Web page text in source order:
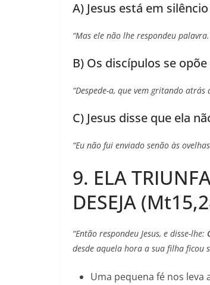
A) Jesus está em
“Mas ele não lhe respondeu
B) Os discípulos se
“Despede-a, que vem gritando atrás
C) Jesus disse que ela
“Eu não fui enviado senão às
9. ELA
DESEJA
“Então respondeu Jesus, e disse-lhe:
desde aquela hora a sua filha ficou
Uma pequena fé nos leva